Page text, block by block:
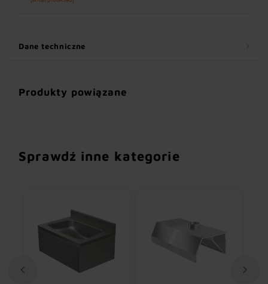
Dane techniczne
Produkty powiązane
Sprawdź inne kategorie